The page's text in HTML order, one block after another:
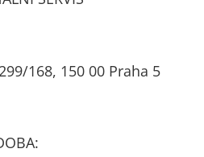
168, 150 00 Praha 5